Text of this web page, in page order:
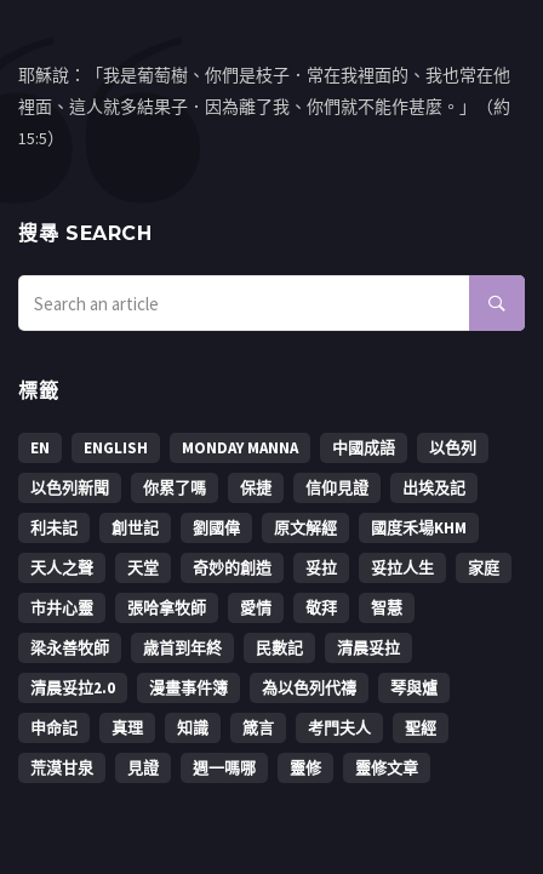
耶穌說：「我是葡萄樹、你們是枝子．常在我裡面的、我也常在他
裡面、這人就多結果子．因為離了我、你們就不能作甚麼。」（約
15:5）
搜㝷 SEARCH
標籤
EN ENGLISH MONDAY MANNA 中國成語
以色列
以色列新聞
你累了嗎 保捷 信仰見證
出埃及記
利未記
創世記 劉國偉 原文解經
國度禾場KHM
天人之聲
天堂 奇妙的創造 妥拉 妥拉人生
家庭
市井心靈
張哈拿牧師 愛情 敬拜
智慧
梁永善牧師
歳首到年終 民數記
清晨妥拉
清晨妥拉2.0
漫畫事件簿 為以色列代禱
琴與爐
申命記
真理 知識 箴言 考門夫人
聖經
荒漠甘泉
見證 週一嗎哪 靈修 靈修文章